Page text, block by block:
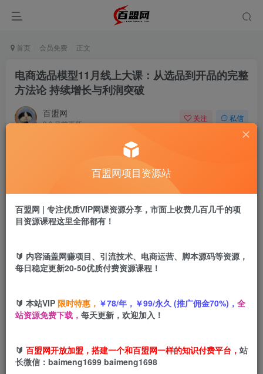
首页 会员免费 正文
电商选品模型11月线上大课：从选品到开品的完整
方法论 持续增长与利润突破
百盟网
9个月前更新
关注 私信
盟币9.9
立即购买
方法论，持续增长与利润突破
百盟网项目资源站
百盟网 | 专注优质VIP网课资源分享，市面上收费几百几千的项
目资源课程这里全部都有！
🔰 内容涵盖网赚项目、引流技术、电商运营、脚本源码等资源，
每日稳定更新20-50优质付费资源课程！
🔰 本站VIP 限时特惠， ￥78/年，￥99/永久 (推广佣金70%)， 全
站资源免费下载， 每天更新，欢迎加入！
🔰 百盟网开放加盟，搭建一个和百盟网一样的知识付费平台， 站
长微信：baimeng1699 baimeng1698